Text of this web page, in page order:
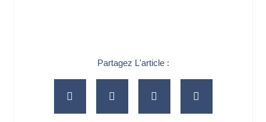
Partagez L'article :